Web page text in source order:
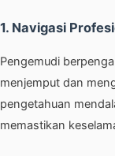
1. Navigasi
Pengemudi
menjemput dan
pengetahuan
memastikan